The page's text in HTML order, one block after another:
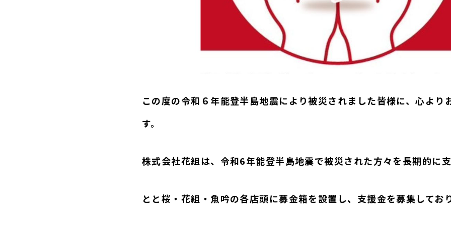
この度の令和６年能登半島地震により被災されました皆様に、心より
す。
株式会社花組は、令和6年能登半島地震で被災された方々を長期的に支
とと桜・花組・魚吟の各店頭に募金箱を設置し、支援金を募集しており